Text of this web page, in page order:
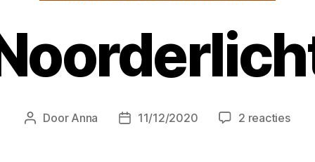
Berichtauteur
Door Anna Berichtdatum
11/12/2020 2 reactiesop